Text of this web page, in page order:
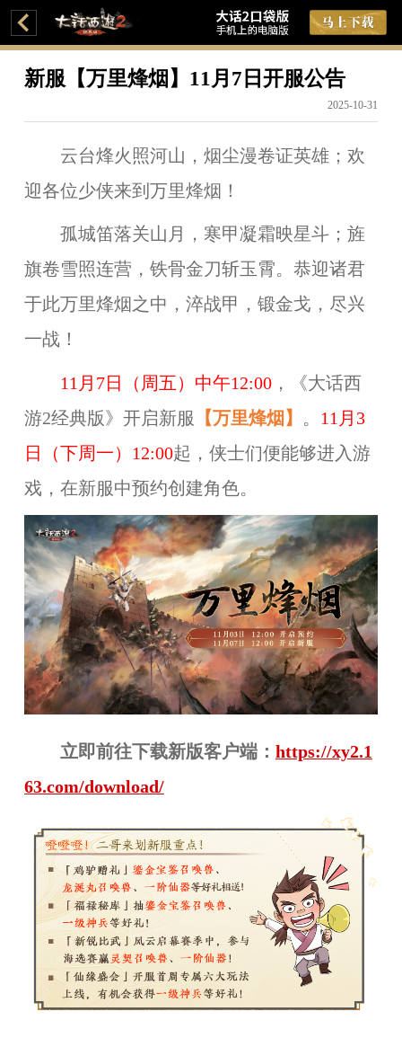
新服【万里烽烟】11月7日开服公告
2025-10-31
云台烽火照河山，烟尘漫卷证英雄；欢
迎各位少侠来到万里烽烟！
孤城笛落关山月，寒甲凝霜映星斗；旌
旗卷雪照连营，铁骨金刀斩玉霄。恭迎诸君
于此万里烽烟之中，淬战甲，锻金戈，尽兴
一战！
11 月7日（周五）中午12:00，《大话西
游2经典版》开启新服 【万里烽烟 】 。 11 月3
日（下周一）12:00起，侠士们便能够进入游
戏，在新服中预约创建角色。
立即前往下载新版客户端： https://xy2.1
63.com/download/